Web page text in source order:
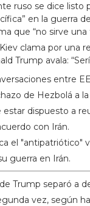
ruso se dice listo
en la guerra
que “no sirve una
clama por una
Trump avala:
entre
de Hezbolá a
estar dispuesto a
con Irán.
el "antipatriótico"
guerra en Irán.
Trump separó a
vez, según